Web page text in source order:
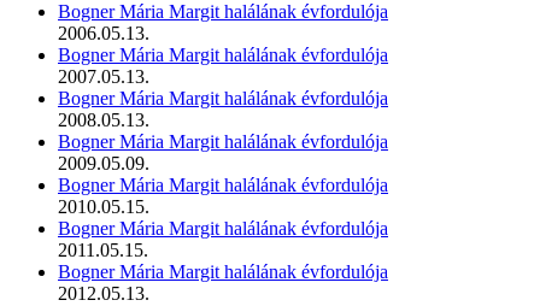
Bogner Mária Margit halálának évfordulója
2006.05.13.
Bogner Mária Margit halálának évfordulója
2007.05.13.
Bogner Mária Margit halálának évfordulója
2008.05.13.
Bogner Mária Margit halálának évfordulója
2009.05.09.
Bogner Mária Margit halálának évfordulója
2010.05.15.
Bogner Mária Margit halálának évfordulója
2011.05.15.
Bogner Mária Margit halálának évfordulója
2012.05.13.